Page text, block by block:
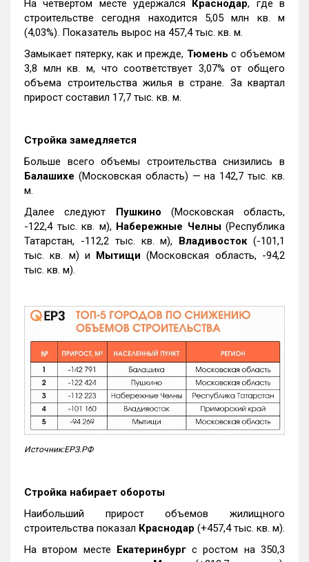
На четвертом месте удержался Краснодар, где в
строительстве сегодня находится 5,05 млн кв. м
(4,03%). Показатель вырос на 457,4 тыс. кв. м.
Замыкает пятерку, как и прежде, Тюмень с объемом
3,8 млн кв. м, что соответствует 3,07% от общего
объема строительства жилья в стране. За квартал
прирост составил 17,7 тыс. кв. м.
Стройка замедляется
Больше всего объемы строительства снизились в
Балашихе (Московская область) — на 142,7 тыс. кв.
м.
Далее следуют Пушкино (Московская область,
-122,4 тыс. кв. м), Набережные Челны(Республика
Татарстан, -112,2 тыс. кв. м), Владивосток(-101,1
тыс. кв. м) и Мытищи (Московская область, -94,2
тыс. кв. м).
Источник:ЕРЗ.РФ
Стройка набирает обороты
Наибольший прирост объемов жилищного
строительства показал Краснодар (+457,4 тыс. кв. м).
На втором месте Екатеринбургс ростом на 350,3